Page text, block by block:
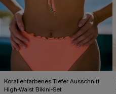
Korallenfarbenes Tiefer Ausschnitt
High-Waist Bikini-Set